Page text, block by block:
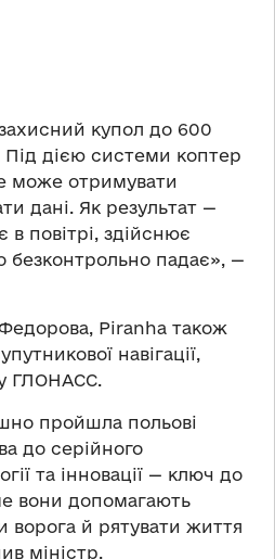
купол до 600
Під дією системи коптер
може отримувати
дані. Як результат —
в повітрі, здійснює
безконтрольно падає», —
Piranha також
навігації,
ГЛОНАСС.
пройшла польові
до серійного
та інновації — ключ до
вони допомагають
й рятувати життя
міністр.